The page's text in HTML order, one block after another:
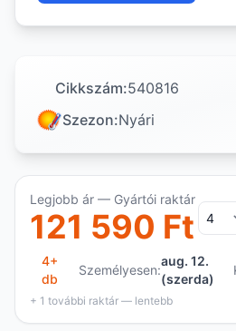
Cikkszám:540816
Szezon:Nyári
Legjobb ár — Gyártói raktár
121 590 Ft
4+
db
Személyesen:
aug. 12.
(szerda)
+ 1 további raktár — lentebb